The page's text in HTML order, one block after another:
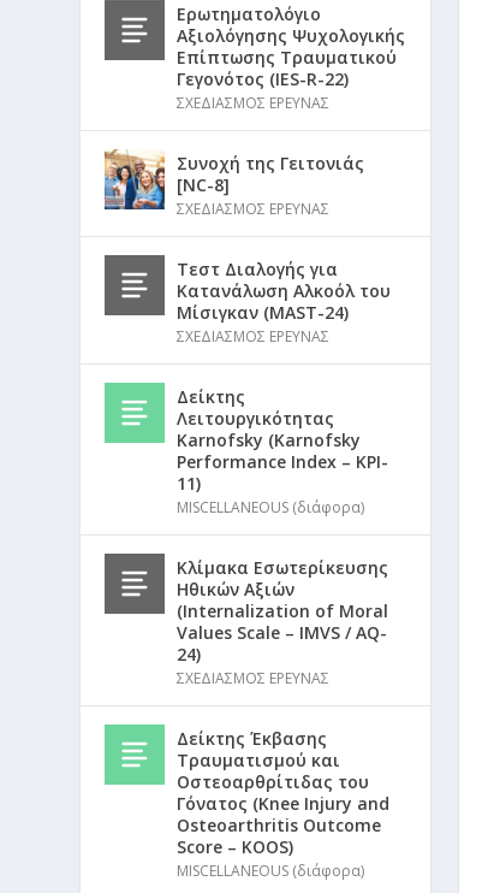
Ερωτηματολόγιο
Αξιολόγησης Ψυχολογικής
Επίπτωσης Τραυματικού
Γεγονότος (IES-R-22)
ΣΧΕΔΙΑΣΜΟΣ ΕΡΕΥΝΑΣ
Συνοχή της Γειτονιάς
[NC-8]
ΣΧΕΔΙΑΣΜΟΣ ΕΡΕΥΝΑΣ
Τεστ Διαλογής για
Κατανάλωση Αλκοόλ του
Μίσιγκαν (MAST-24)
ΣΧΕΔΙΑΣΜΟΣ ΕΡΕΥΝΑΣ
Δείκτης
Λειτουργικότητας
Karnofsky (Karnofsky
Performance Index – KPI-
11)
MISCELLANEOUS (διάφορα)
Κλίμακα Εσωτερίκευσης
Ηθικών Αξιών
(Internalization of Moral
Values Scale – IMVS / AQ-
24)
ΣΧΕΔΙΑΣΜΟΣ ΕΡΕΥΝΑΣ
Δείκτης Έκβασης
Τραυματισμού και
Οστεοαρθρίτιδας του
Γόνατος (Knee Injury and
Osteoarthritis Outcome
Score – KOOS)
MISCELLANEOUS (διάφορα)